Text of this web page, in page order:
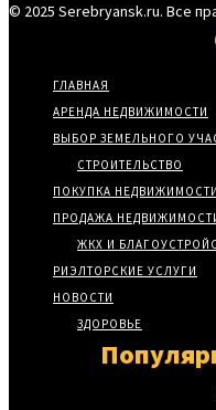
© 2025 Serebryansk.ru. Все
ГЛАВНАЯ
АРЕНДА НЕДВИЖИМОСТИ
ВЫБОР ЗЕМЕЛЬНОГО
СТРОИТЕЛЬСТВО
ПОКУПКА НЕДВИЖИМОСТИ
ПРОДАЖА
ЖКХ И
РИЭЛТОРСКИЕ УСЛУГИ
НОВОСТИ
ЗДОРОВЬЕ